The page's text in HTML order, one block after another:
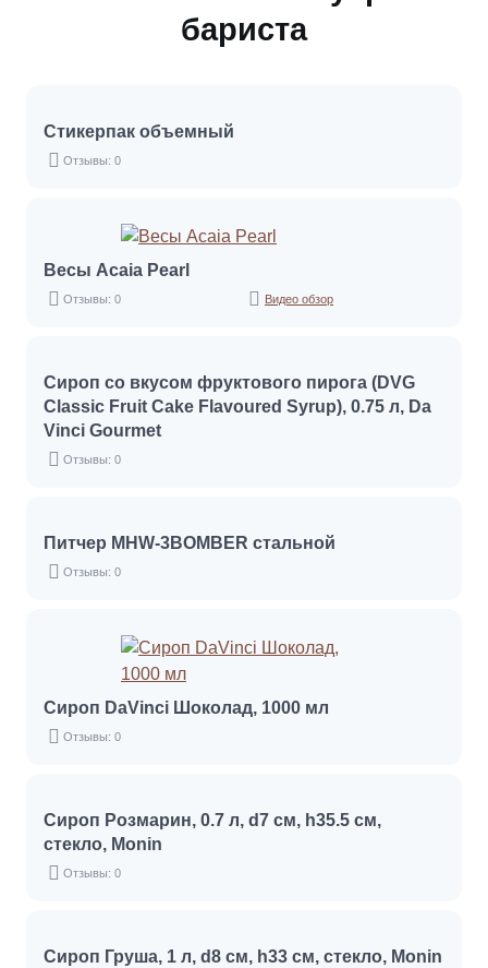
бариста
Стикерпак объемный
Отзывы: 0
Весы Acaia Pearl
Отзывы: 0 Видео обзор
Сироп со вкусом фруктового пирога (DVG
Classic Fruit Cake Flavoured Syrup), 0.75 л, Da
Vinci Gourmet
Отзывы: 0
Питчер MHW-3BOMBER стальной
Отзывы: 0
Сироп DaVinci Шоколад, 1000 мл
Отзывы: 0
Сироп Розмарин, 0.7 л, d7 см, h35.5 см,
стекло, Monin
Отзывы: 0
Сироп Груша, 1 л, d8 см, h33 см, стекло, Monin